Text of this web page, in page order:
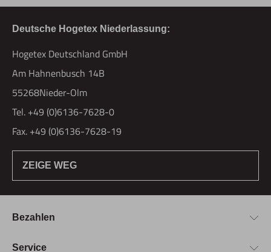
Deutsche Hogetex Niederlassung:
Hogetex Deutschland GmbH
Am Hahnenbusch 14B
55268Nieder-Olm
Tel. +49 (0)6136-7628-0
Fax. +49 (0)6136-7628-19
ZEIGE WEG
Bezahlen
Bestellung & Zahlung
Service